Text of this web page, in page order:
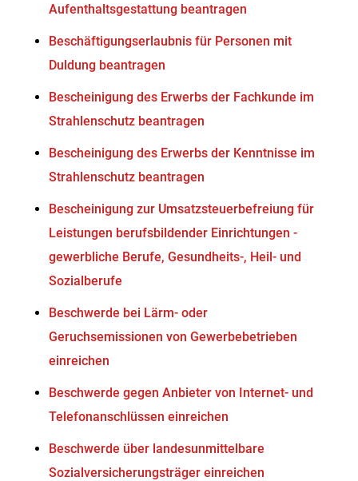
Aufenthaltsgestattung beantragen
Beschäftigungserlaubnis für Personen mit
Duldung beantragen
Bescheinigung des Erwerbs der Fachkunde im
Strahlenschutz beantragen
Bescheinigung des Erwerbs der Kenntnisse im
Strahlenschutz beantragen
Bescheinigung zur Umsatzsteuerbefreiung für
Leistungen berufsbildender Einrichtungen -
gewerbliche Berufe, Gesundheits-, Heil- und
Sozialberufe
Beschwerde bei Lärm- oder
Geruchsemissionen von Gewerbebetrieben
einreichen
Beschwerde gegen Anbieter von Internet- und
Telefonanschlüssen einreichen
Beschwerde über landesunmittelbare
Sozialversicherungsträger einreichen